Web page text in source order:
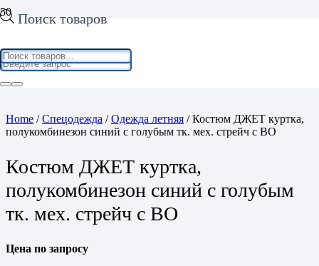
Поиск товаров
Home /Спецодежда /Одежда летняя / Костюм ДЖЕТ куртка,
полукомбинезон синий с голубым тк. мех. стрейч с ВО
Костюм ДЖЕТ куртка,
полукомбинезон синий с голубым
тк. мех. стрейч с ВО
Цена по запросу